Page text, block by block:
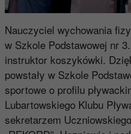
Nauczyciel wychowania
w Szkole Podstawowej nr
instruktor koszykówki.
powstały w Szkole
sportowe o profilu
Lubartowskiego Klubu
sekretarzem